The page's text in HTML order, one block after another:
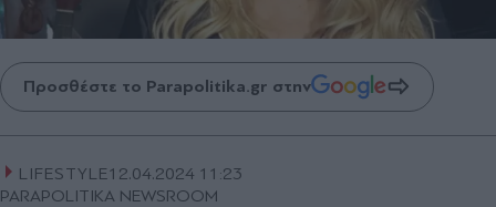
Προσθέστε το Parapolitika.gr στην
LIFESTYLE12.04.2024 11:23
PARAPOLITIKA NEWSROOM